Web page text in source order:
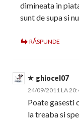
dimineata in
sunt de supa si
RĂSPUNDE
ghiocel07
24/09/2011 LA
Poate gasesti
la treaba si